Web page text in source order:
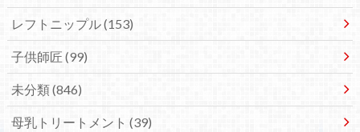
レフトニップル(153)
子供師匠 (99)
未分類(846)
母乳トリートメント (39)